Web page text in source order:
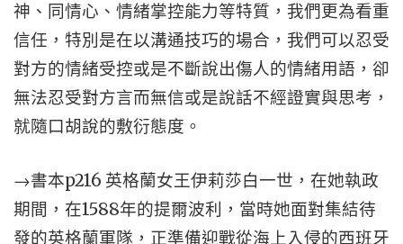
神、同情心、情緒掌控能力等特質，我們更為看重
信任，特別是在以溝通技巧的場合，我們可以忍受
對方的情緒受控或是不斷說出傷人的情緒用語，卻
無法忍受對方言而無信或是說話不經證實與思考，
就隨口胡說的敷衍態度。
→書本p216 英格蘭女王伊莉莎白一世，在她執政
期間，在1588年的提爾波利，當時她面對集結待
發的英格蘭軍隊，正準備迎戰從海上入侵的西班牙